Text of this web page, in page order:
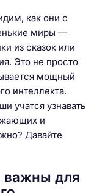
как они с
миры —
из сказок или
Это не просто
мощный
интеллекта.
учатся узнавать
и
Давайте
важны для